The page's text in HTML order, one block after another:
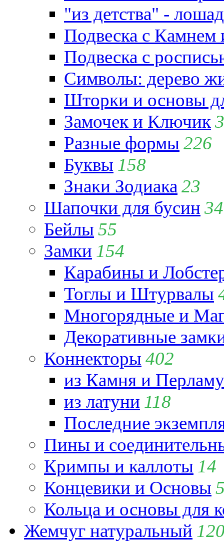
"из детства" -
Подвеска с
Подвеска с
Символы: дерево
Шторки и основы
Замочек и Ключик
Разные формы 226
Буквы 158
Знаки Зодиака 23
Шапочки для бусин 34
Бейлы 55
Замки 154
Карабины и
Тоглы и Штурвалы
Многорядные и
Декоративные
Коннекторы 402
из Камня и
из латуни 118
Последние
Пины и
Кримпы и каллоты 14
Концевики и Основы
Кольца и основы для
Жемчуг натуральный